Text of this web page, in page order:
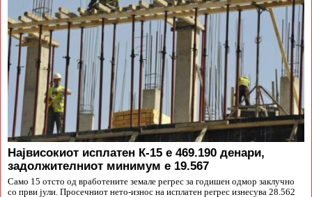
Највисокиот исплатен К-15 е 469.190 денари,
задолжителниот минимум е 19.567
Само 15 отсто од вработените земале регрес за годишен одмор заклучно
со први јули. Просечниот нето-износ на исплатен регрес изнесува 28.562